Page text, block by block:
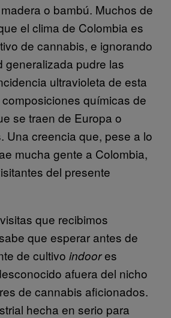
o bambú. Muchos de
el clima de Colombia es
de cannabis, e ignorando
generalizada pudre las
ultravioleta de esta
químicas de
se traen de Europa o
Una creencia que, pese a lo
mucha gente a Colombia,
del presente
que recibimos
que esperar antes de
de cultivo indoores
afuera del nicho
de cannabis aficionados.
hecha en serio para